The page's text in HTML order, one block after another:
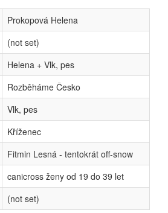
Prokopová Helena
(not set)
Helena + Vlk, pes
Rozběháme Česko
Vlk, pes
Kříženec
Fitmin Lesná - tentokrát off-snow
canicross ženy od 19 do 39 let
(not set)